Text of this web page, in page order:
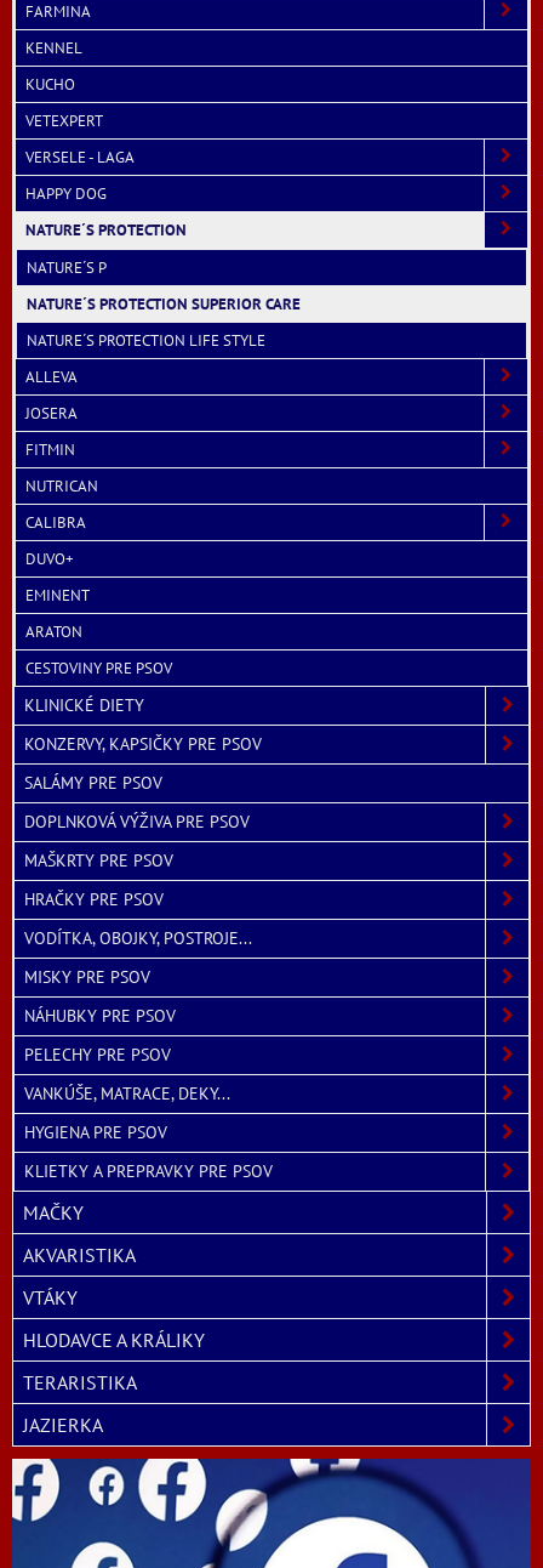
FARMINA
KENNEL
KUCHO
VETEXPERT
VERSELE - LAGA
HAPPY DOG
NATURE´S PROTECTION
NATURE´S P
NATURE´S PROTECTION SUPERIOR CARE
NATURE´S PROTECTION LIFE STYLE
ALLEVA
JOSERA
FITMIN
NUTRICAN
CALIBRA
DUVO+
EMINENT
ARATON
CESTOVINY PRE PSOV
KLINICKÉ DIETY
KONZERVY, KAPSIČKY PRE PSOV
SALÁMY PRE PSOV
DOPLNKOVÁ VÝŽIVA PRE PSOV
MAŠKRTY PRE PSOV
HRAČKY PRE PSOV
VODÍTKA, OBOJKY, POSTROJE...
MISKY PRE PSOV
NÁHUBKY PRE PSOV
PELECHY PRE PSOV
VANKÚŠE, MATRACE, DEKY...
HYGIENA PRE PSOV
KLIETKY A PREPRAVKY PRE PSOV
MAČKY
AKVARISTIKA
VTÁKY
HLODAVCE A KRÁLIKY
TERARISTIKA
JAZIERKA